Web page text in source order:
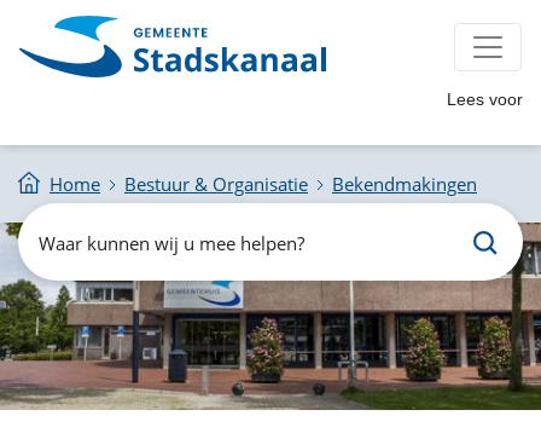
Lees voor
Home Bestuur & Organisatie Bekendmakingen
Zoeken
Waar
kunnen
wij
u
mee
helpen?